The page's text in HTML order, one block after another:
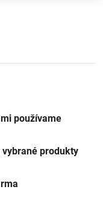
používame
produkty